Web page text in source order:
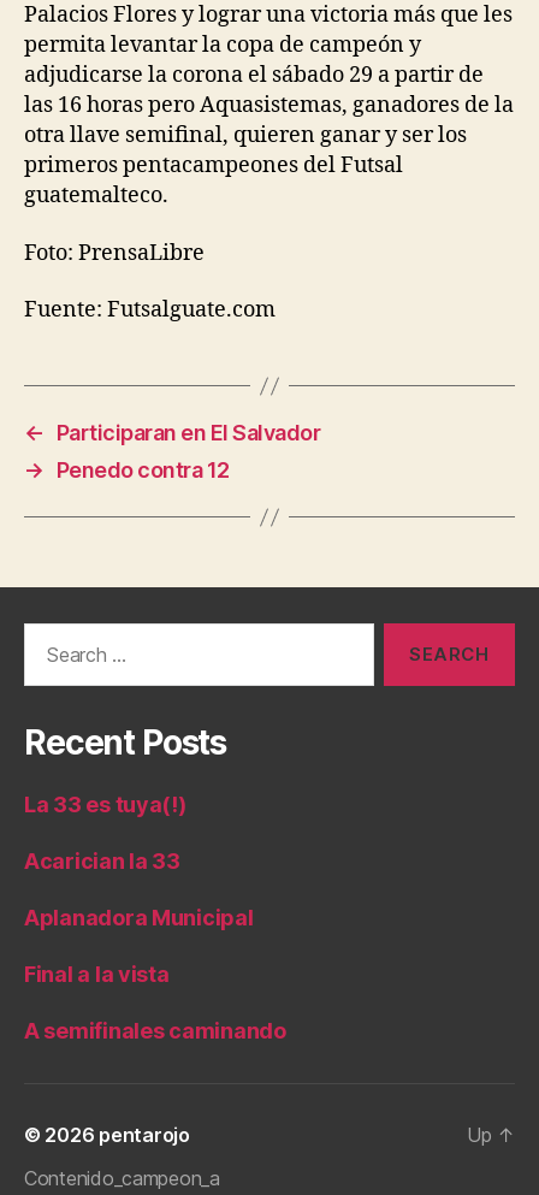
Palacios Flores y lograr una victoria más que les
permita levantar la copa de campeón y
adjudicarse la corona el sábado 29 a partir de
las 16 horas pero Aquasistemas, ganadores de la
otra llave semifinal, quieren ganar y ser los
primeros pentacampeones del Futsal
guatemalteco.
Foto: PrensaLibre
Fuente: Futsalguate.com
←
Participaran en El Salvador
→
Penedo contra 12
Recent Posts
La 33 es tuya(!)
Acarician la 33
Aplanadora Municipal
Final a la vista
A semifinales caminando
© 2026 pentarojo
Contenido_campeon_a
Up ↑